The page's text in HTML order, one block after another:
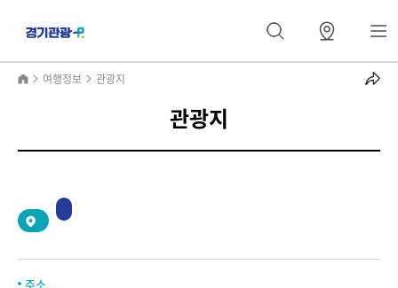
여행정보 관광지
관광지
주소